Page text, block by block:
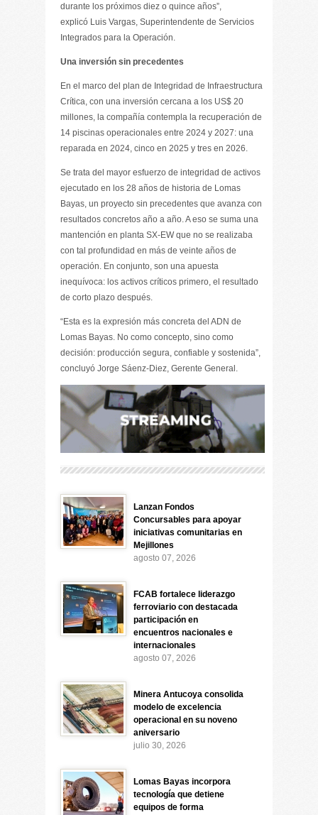
durante los próximos diez o quince años”,
explicó Luis Vargas, Superintendente de Servicios
Integrados para la Operación.
Una inversión sin precedentes
En el marco del plan de Integridad de Infraestructura
Crítica, con una inversión cercana a los US$ 20
millones, la compañía contempla la recuperación de
14 piscinas operacionales entre 2024 y 2027: una
reparada en 2024, cinco en 2025 y tres en 2026.
Se trata del mayor esfuerzo de integridad de activos
ejecutado en los 28 años de historia de Lomas
Bayas, un proyecto sin precedentes que avanza con
resultados concretos año a año. A eso se suma una
mantención en planta SX-EW que no se realizaba
con tal profundidad en más de veinte años de
operación. En conjunto, son una apuesta
inequívoca: los activos críticos primero, el resultado
de corto plazo después.
“Esta es la expresión más concreta del ADN de
Lomas Bayas. No como concepto, sino como
decisión: producción segura, confiable y sostenida”,
concluyó Jorge Sáenz-Diez, Gerente General.
Lanzan Fondos
Concursables para apoyar
iniciativas comunitarias en
Mejillones
agosto 07, 2026
FCAB fortalece liderazgo
ferroviario con destacada
participación en
encuentros nacionales e
internacionales
agosto 07, 2026
Minera Antucoya consolida
modelo de excelencia
operacional en su noveno
aniversario
julio 30, 2026
Lomas Bayas incorpora
tecnología que detiene
equipos de forma